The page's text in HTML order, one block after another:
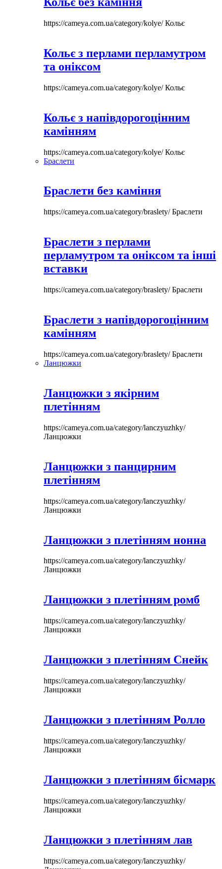
https://cameya.com.ua/category/kolye/Кольє
Кольє з перлами перламутром
та оніксом
https://cameya.com.ua/category/kolye/Кольє
Кольє з напівдорогоцінним
камінням
https://cameya.com.ua/category/kolye/Кольє
Браслети
Браслети без каміння
https://cameya.com.ua/category/braslety/Браслети
Браслети з перлами
перламутром та оніксом та інші
вставки
https://cameya.com.ua/category/braslety/Браслети
Браслети з напівдорогоцінним
камінням
https://cameya.com.ua/category/braslety/Браслети
Ланцюжки
Ланцюжки з якірним
плетінням
https://cameya.com.ua/category/lanczyuzhky/
Ланцюжки
Ланцюжки з панцирним
плетінням
https://cameya.com.ua/category/lanczyuzhky/
Ланцюжки
Ланцюжки з плетінням нонна
https://cameya.com.ua/category/lanczyuzhky/
Ланцюжки
Ланцюжки з плетінням ромб
https://cameya.com.ua/category/lanczyuzhky/
Ланцюжки
Ланцюжки з плетінням Снейк
https://cameya.com.ua/category/lanczyuzhky/
Ланцюжки
Ланцюжки з плетінням Ролло
https://cameya.com.ua/category/lanczyuzhky/
Ланцюжки
Ланцюжки з плетінням бісмарк
https://cameya.com.ua/category/lanczyuzhky/
Ланцюжки
Ланцюжки з плетінням лав
https://cameya.com.ua/category/lanczyuzhky/